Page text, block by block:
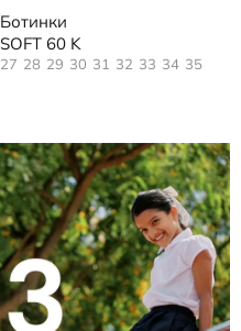
Ботинки
SOFT 60 K
27 28 29 30 31 32 33 34 35